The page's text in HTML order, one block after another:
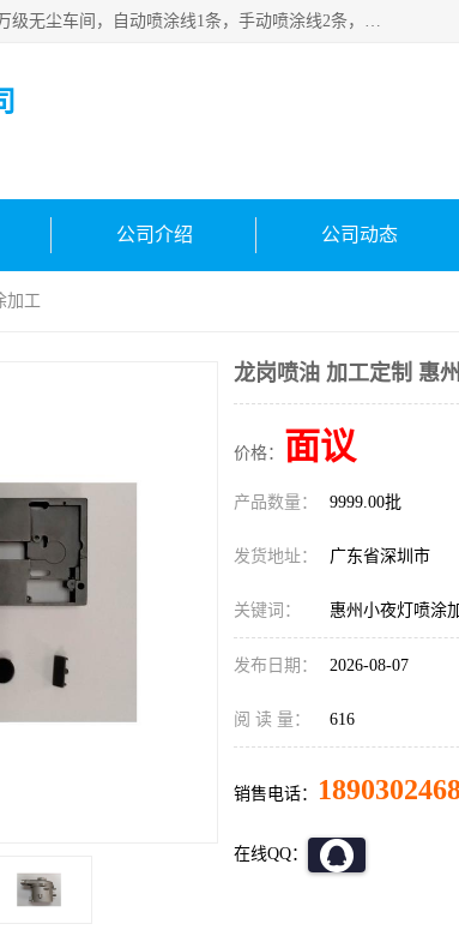
良鸿塑胶五金有限公司成 立于1998年，现厂房占地面积1200平方米，拥有十万级无尘车间，自动喷涂线1条，手动喷涂线2条，丝印移印滚印烫印拉线1条，本公司自建厂以来一直 以“顾客、品质、服务三个第一”为原则，从来货到处理、喷漆、烘烤、品检、包装等每一道工序都严格把持质量关，竭诚为广大朋友、客户服务。现如今已深得广 大客户信赖。
公司介绍 公司动态
加工
龙岗喷油 加工定制 惠
价格： 面议
产品数量： 9999.00批
发货地址： 广东省深圳市
关键词： 惠州小夜灯喷涂
发布日期： 2026-08-07
阅 读 量： 616
销售电话：
在线QQ：